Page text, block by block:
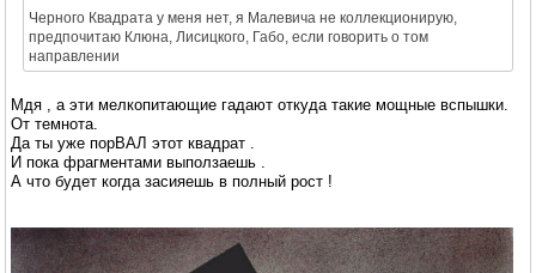
Черного Квадрата у меня нет, я Малевича не коллекционирую,
предпочитаю Клюна, Лисицкого, Габо, если говорить о том
направлении
Мдя , а эти мелкопитающие гадают откуда такие мощные вспышки.
От темнота.
Да ты уже порВАЛ этот квадрат .
И пока фрагментами выползаешь .
А что будет когда засияешь в полный рост !